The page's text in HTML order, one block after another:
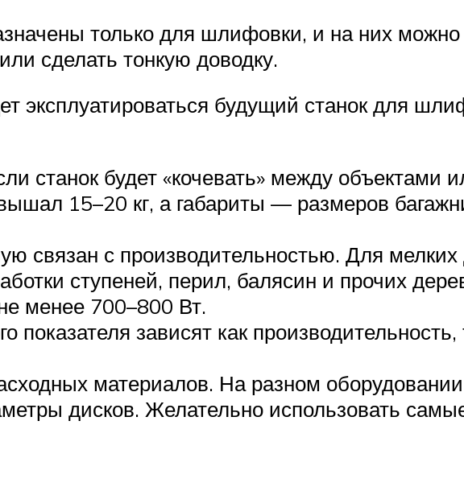
только для шлифовки, и на них
сделать тонкую доводку.
эксплуатироваться будущий станок для
станок будет «кочевать» между объектами
15–20 кг, а габариты — размеров
связан с производительностью. Для
ступеней, перил, балясин и прочих
менее 700–800 Вт.
показателя зависят как
материалов. На разном
дисков. Желательно использовать